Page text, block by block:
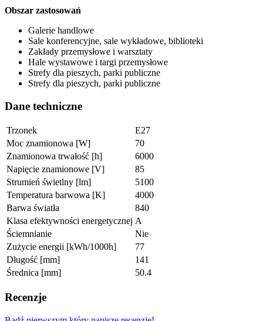
Obszar zastosowań
Galerie handlowe
Sale konferencyjne, sale wykładowe, biblioteki
Zakłady przemysłowe i warsztaty
Hale wystawowe i targi przemysłowe
Strefy dla pieszych, parki publiczne
Strefy dla pieszych, parki publiczne
Dane techniczne
Trzonek
E27
Moc znamionowa [W]
70
Znamionowa trwałość [h]
6000
Napięcie znamionowe [V]
85
Strumień świetlny [lm]
5100
Temperatura barwowa [K]
4000
Barwa światła
840
Klasa efektywności energetycznej A
Ściemnianie
Nie
Zużycie energii [kWh/1000h]
77
Długość [mm]
141
Średnica [mm]
50.4
Recenzje